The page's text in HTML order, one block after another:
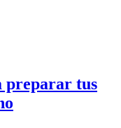
preparar tus